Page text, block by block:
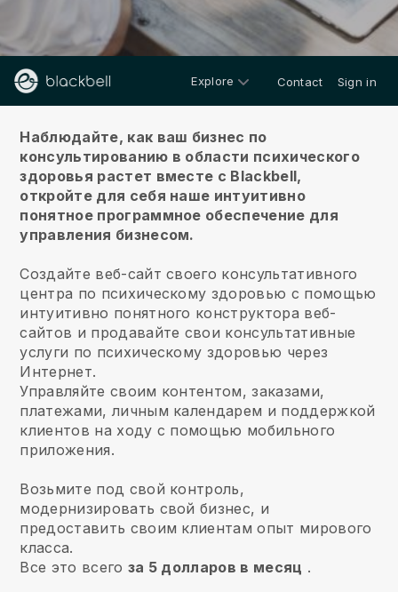
Explore Contact Sign in
Наблюдайте, как ваш бизнес по
консультированию в области психического
здоровья растет вместе с Blackbell,
откройте для себя наше интуитивно
понятное программное обеспечение для
управления бизнесом.
Создайте веб-сайт своего консультативного
центра по психическому здоровью с помощью
интуитивно понятного конструктора веб-
сайтов и продавайте свои консультативные
услуги по психическому здоровью через
Интернет.
Управляйте своим контентом, заказами,
платежами, личным календарем и поддержкой
клиентов на ходу с помощью мобильного
приложения.
Возьмите под свой контроль,
модернизировать свой бизнес, и
предоставить своим клиентам опыт мирового
класса.
Все это всего за 5 долларов в месяц .